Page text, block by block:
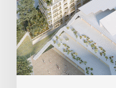
programmes
mixtes
et
900
logements,